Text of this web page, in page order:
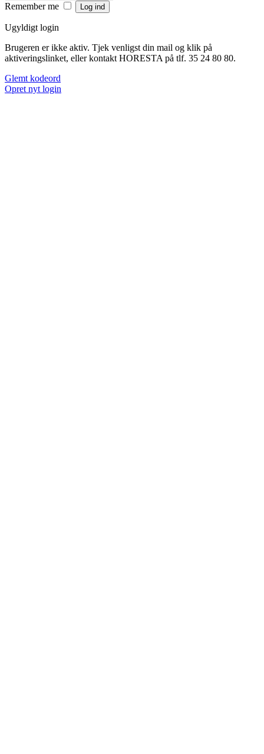
Remember me
Ugyldigt login
Brugeren er ikke aktiv. Tjek venligst din mail og klik på
aktiveringslinket, eller kontakt HORESTA på tlf. 35 24 80 80.
Glemt kodeord
Opret nyt login